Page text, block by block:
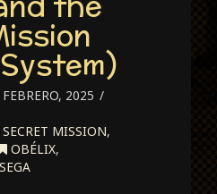
2025
MISSION,
OBÉLIX,
SEGA